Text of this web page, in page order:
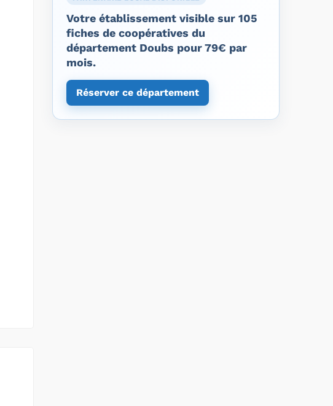
Votre établissement visible sur 105
fiches de coopératives du
département Doubs pour 79€ par
mois.
Réserver ce département